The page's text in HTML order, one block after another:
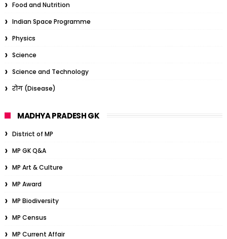
Food and Nutrition
Indian Space Programme
Physics
Science
Science and Technology
रोग (Disease)
MADHYA PRADESH GK
District of MP
MP GK Q&A
MP Art & Culture
MP Award
MP Biodiversity
MP Census
MP Current Affair